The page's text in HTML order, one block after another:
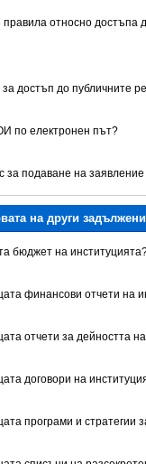
относно достъпа
достъп до публичните
по електронен път?
за подаване на
на други
бюджет на
финансови отчети на
отчети за дейността
договори на
програми и стратегии